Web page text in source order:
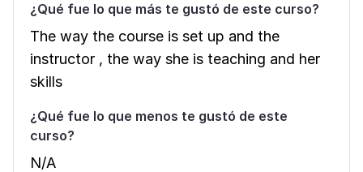
¿Qué fue lo que más te gustó de este curso?
The way the course is set up and the
instructor , the way she is teaching and her
skills
¿Qué fue lo que menos te gustó de este
curso?
N/A